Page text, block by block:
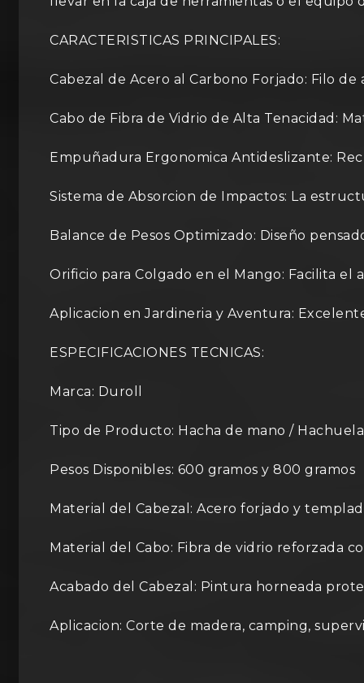
CARACTERISTICAS PRINCIPALES:
Cabezal de Acero al Carbono Forjado: Filo
Cabo de Fibra de Vidrio de Alta Tenacidad:
Empuñadura Ergonomica Antideslizante:
Sistema de Absorcion de Impactos: La
Balance de Pesos Optimizado: Diseño
Orificio para Colgado en el Mango: Facilita
Aplicacion en Jardineria y Aventura:
ESPECIFICACIONES TECNICAS:
Marca: Duroll
Tipo de Producto: Hacha de mano / Hachuela
Pesos Disponibles: 600 gramos y 800 gramos
Material del Cabezal: Acero forjado y
Material del Cabo: Fibra de vidrio reforzada
Acabado del Cabezal: Pintura horneada
Aplicacion: Corte de madera, camping,